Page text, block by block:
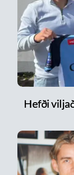
Hefði